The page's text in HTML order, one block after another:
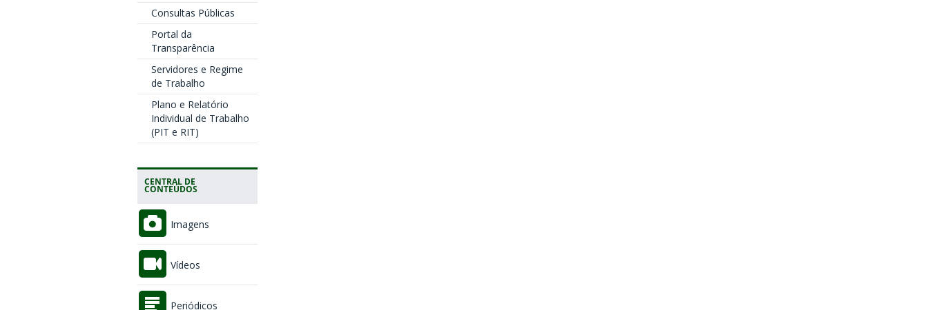
Consultas Públicas
Portal da
Transparência
Servidores e Regime
de Trabalho
Plano e Relatório
Individual de Trabalho
(PIT e RIT)
CENTRAL DE
CONTEÚDOS
Imagens
Vídeos
Periódicos